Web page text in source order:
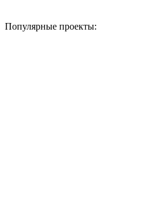
Популярные проекты: